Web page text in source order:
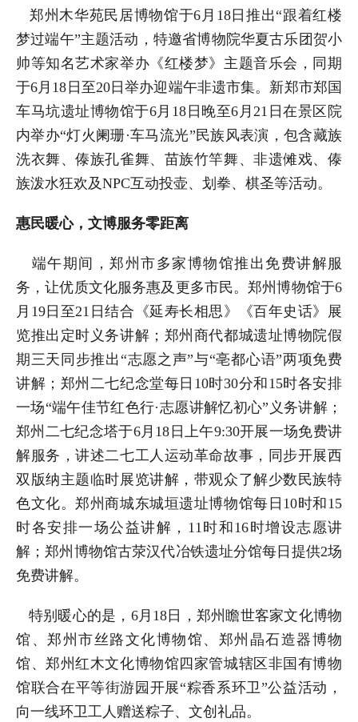
郑州木华苑民居博物馆于6月18日推出“跟着红楼
梦过端午”主题活动，特邀省博物院华夏古乐团贺小
帅等知名艺术家举办《红楼梦》主题音乐会，同期
于6月18日至20日举办迎端午非遗市集。新郑市郑国
车马坑遗址博物馆于6月18日晚至6月21日在景区院
内举办“灯火阑珊·车马流光”民族风表演，包含藏族
洗衣舞、傣族孔雀舞、苗族竹竿舞、非遗傩戏、傣
族泼水狂欢及NPC互动投壶、划拳、棋圣等活动。
惠民暖心，文博服务零距离
端午期间，郑州市多家博物馆推出免费讲解服
务，让优质文化服务惠及更多市民。郑州博物馆于6
月19日至21日结合《延寿长相思》《百年史话》展
览推出定时义务讲解；郑州商代都城遗址博物院假
期三天同步推出“志愿之声”与“亳都心语”两项免费
讲解；郑州二七纪念堂每日10时30分和15时各安排
一场“端午佳节红色行·志愿讲解忆初心”义务讲解；
郑州二七纪念塔于6月18日上午9:30开展一场免费讲
解服务，讲述二七工人运动革命故事，同步开展西
双版纳主题临时展览讲解，带观众了解少数民族特
色文化。郑州商城东城垣遗址博物馆每日10时和15
时各安排一场公益讲解，11时和16时增设志愿讲
解；郑州博物馆古荥汉代冶铁遗址分馆每日提供2场
免费讲解。
特别暖心的是，6月18日，郑州瞻世客家文化博物
馆、郑州市丝路文化博物馆、郑州晶石造器博物
馆、郑州红木文化博物馆四家管城辖区非国有博物
馆联合在平等街游园开展“粽香系环卫”公益活动，
向一线环卫工人赠送粽子、文创礼品。